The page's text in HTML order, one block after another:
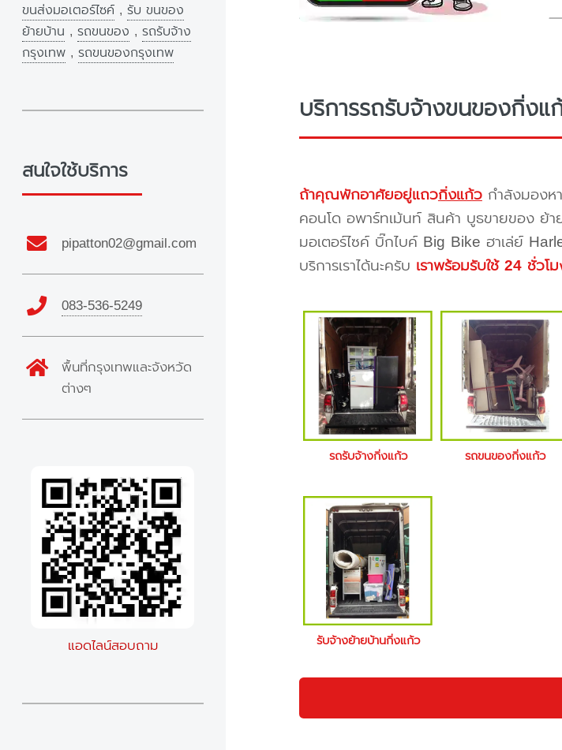
บริการรถรับจ้างขนของกิ่งแ
ถ้าคุณพักอาศัยอยู่แถวกิ่งแก้วกำลังมองห
คอนโด อพาร์ทเม้นท์ สินค้า บูธขายของ ย้
มอเตอร์ไซค์ บิ๊กไบค์ Big Bike ฮาเล่ย์
บริการเราได้นะครับ เราพร้อมรับใช้ 24 ชั่วโ
รถรับจ้างกิ่งแก้ว รถขนของกิ่งแก้ว
รับจ้างย้ายบ้านกิ่งแก้ว
ขนส่งมอเตอร์ไซค์ , รับ ขนของ
ย้ายบ้าน , รถขนของ , รถรับจ้าง
กรุงเทพ , รถขนของกรุงเทพ
สนใจใช้บริการ
pipatton02@gmail.com
083-536-5249
พื้นที่กรุงเทพและจังหวัด
ต่างๆ
แอดไลน์สอบถาม